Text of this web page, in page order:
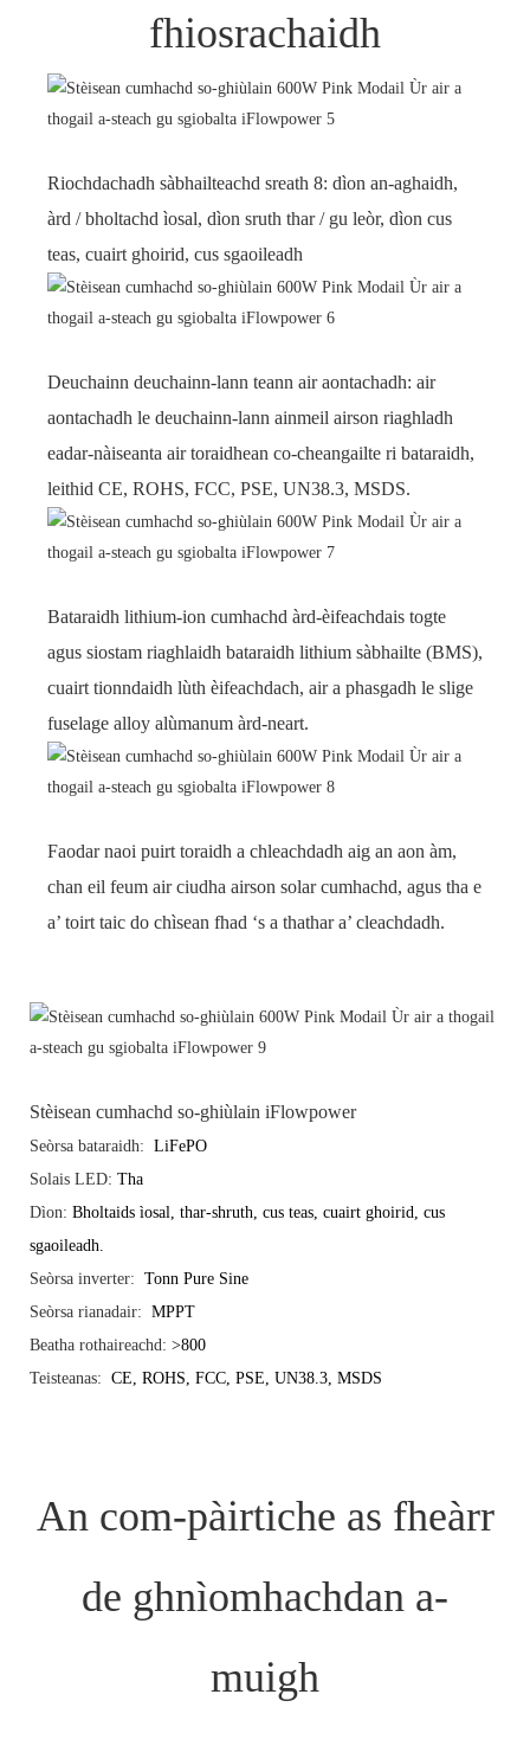
fhiosrachaidh
Riochdachadh sàbhailteachd sreath 8: dìon an-aghaidh,
àrd / bholtachd ìosal, dìon sruth thar / gu leòr, dìon cus
teas, cuairt ghoirid, cus sgaoileadh
Deuchainn deuchainn-lann teann air aontachadh: air
aontachadh le deuchainn-lann ainmeil airson riaghladh
eadar-nàiseanta air toraidhean co-cheangailte ri bataraidh,
leithid CE, ROHS, FCC, PSE, UN38.3, MSDS.
Bataraidh lithium-ion cumhachd àrd-èifeachdais togte
agus siostam riaghlaidh bataraidh lithium sàbhailte (BMS),
cuairt tionndaidh lùth èifeachdach, air a phasgadh le slige
fuselage alloy alùmanum àrd-neart.
Faodar naoi puirt toraidh a chleachdadh aig an aon àm,
chan eil feum air ciudha airson solar cumhachd, agus tha e
a’ toirt taic do chìsean fhad ‘s a thathar a’ cleachdadh.
Stèisean cumhachd so-ghiùlain iFlowpower
Seòrsa bataraidh: LiFePO
Solais LED: Tha
Dìon: Bholtaids ìosal, thar-shruth, cus teas, cuairt ghoirid, cus
sgaoileadh.
Seòrsa inverter: Tonn Pure Sine
Seòrsa rianadair: MPPT
Beatha rothaireachd: >800
Teisteanas: CE, ROHS, FCC, PSE, UN38.3, MSDS
An com-pàirtiche as fheàrr
de ghnìomhachdan a-
muigh